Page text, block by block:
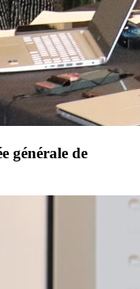
générale de